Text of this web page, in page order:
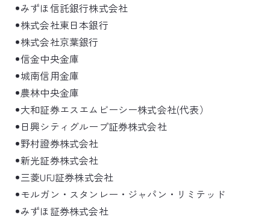
みずほ信託銀行株式会社
株式会社東日本銀行
株式会社京葉銀行
信金中央金庫
城南信用金庫
農林中央金庫
大和証券エスエムビーシー株式会社(代表）
日興シティグループ証券株式会社
野村證券株式会社
新光証券株式会社
三菱UFJ証券株式会社
モルガン・スタンレー・ジャパン・リミテッド
みずほ証券株式会社